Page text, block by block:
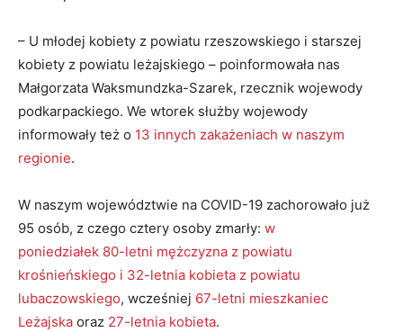
– U młodej kobiety z powiatu rzeszowskiego i starszej
kobiety z powiatu leżajskiego – poinformowała nas
Małgorzata Waksmundzka-Szarek, rzecznik wojewody
podkarpackiego. We wtorek służby wojewody
informowały też o 13 innych zakażeniach w naszym
regionie.
W naszym województwie na COVID-19 zachorowało już
95 osób, z czego cztery osoby zmarły: w
poniedziałek 80-letni mężczyzna z powiatu
krośnieńskiego i 32-letnia kobieta z powiatu
lubaczowskiego, wcześniej 67-letni mieszkaniec
Leżajska oraz 27-letnia kobieta.